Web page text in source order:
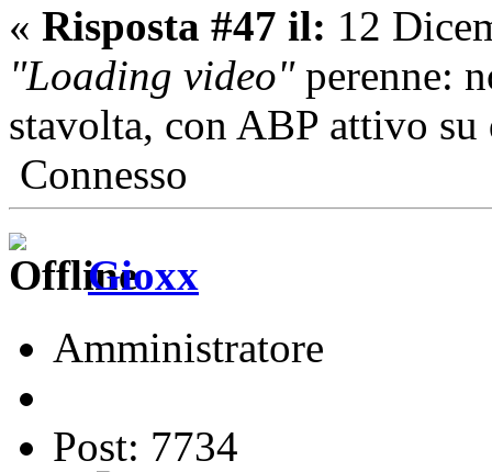
« Risposta #47 il: 12
"Loading video"perenne:
stavolta, con ABP attivo su
Connesso
Gioxx
Amministratore
Post: 7734